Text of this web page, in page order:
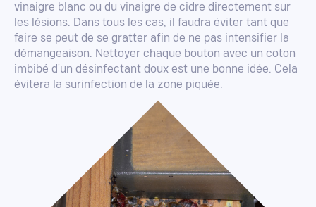
vinaigre blanc ou du vinaigre de cidre directement sur
les lésions. Dans tous les cas, il faudra éviter tant que
faire se peut de se gratter afin de ne pas intensifier la
démangeaison. Nettoyer chaque bouton avec un coton
imbibé d'un désinfectant doux est une bonne idée. Cela
évitera la surinfection de la zone piquée.